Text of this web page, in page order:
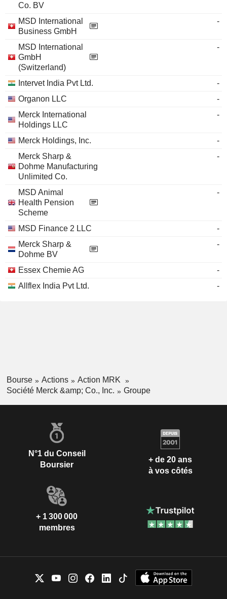
Co. BV
MSD International
Business GmbH
-
MSD International
GmbH
(Switzerland)
-
Intervet India Pvt Ltd.
-
Organon LLC
-
Merck International
Holdings LLC
-
Merck Holdings, Inc.
-
Merck Sharp &
Dohme Manufacturing
Unlimited Co.
-
MSD Animal
Health Pension
Scheme
-
MSD Finance 2 LLC
-
Merck Sharp &
Dohme BV
-
Essex Chemie AG
-
Allflex India Pvt Ltd.
-
Bourse Actions
Action MRK
Société Merck &amp; Co., Inc.
Groupe
N°1 du Conseil
Boursier
+ de 20 ans
à vos côtés
+ 1 300 000
membres